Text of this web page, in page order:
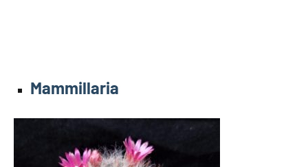
Mammillaria